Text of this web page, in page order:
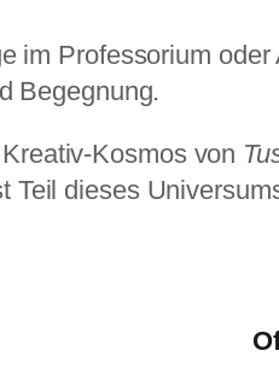
im Professorium
Begegnung.
Kosmos von
Teil dieses